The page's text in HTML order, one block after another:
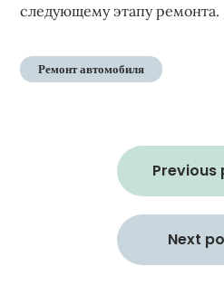
следующему этапу ремонта.
Ремонт автомобиля
Previous
Next